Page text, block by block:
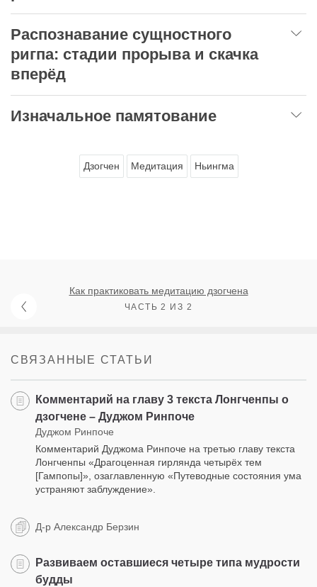
Распознавание сущностного
ригпа: стадии прорыва и скачка
вперёд
Изначальное памятование
Дзогчен Медитация Ньингма
Как практиковать медитацию дзогчена
ЧАСТЬ 2 ИЗ 2
СВЯЗАННЫЕ СТАТЬИ
Комментарий на главу 3 текста Лонгченпы о
дзогчене – Дуджом Ринпоче
Дуджом Ринпоче
Комментарий Дуджома Ринпоче на третью главу текста
Лонгченпы «Драгоценная гирлянда четырёх тем
[Гампопы]», озаглавленную «Путеводные состояния ума
устраняют заблуждение».
Д-р Александр Берзин
Развиваем оставшиеся четыре типа мудрости
будды